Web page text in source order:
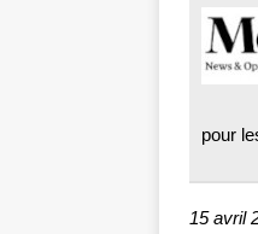
pour
15 avril